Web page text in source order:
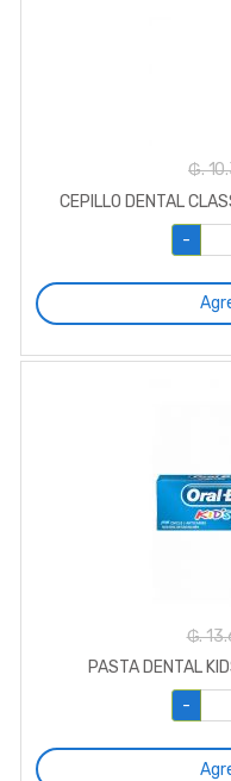
₲.
CEPILLO DENTAL
-
₲.
PASTA DENTAL
-